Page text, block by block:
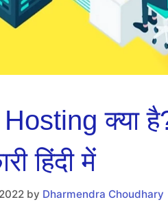
क्या
हिंदी में
by Dharmendra Choudhary